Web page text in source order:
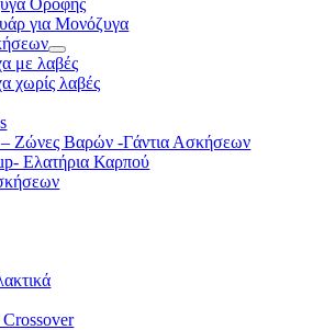
Οροφής
για Μονόζυγα
με λαβές
χωρίς λαβές
Ζώνες Βαρών -Γάντια Ασκήσεων
Ελατήρια Καρπού
Crossover